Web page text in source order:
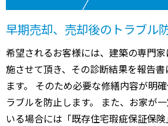
早期売却、売却後のトラブル
希望されるお客様には、建築の専門
施させて頂き、その診断結果を報告
ます。 そのため必要な修繕内容が明
ラブルを防止します。 また、お家が
いる場合には「既存住宅瑕疵保証保